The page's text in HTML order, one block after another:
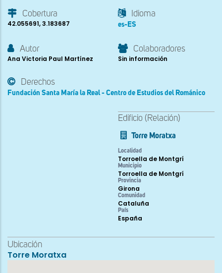
Cobertura
42.055691, 3.183687
Idioma
es-ES
Autor
Ana Victoria Paul Martínez
Colaboradores
Sin información
Derechos
Fundación Santa María la Real - Centro de Estudios del Románico
Edificio (Relación)
Torre Moratxa
Localidad
Torroella de Montgrí
Municipio
Torroella de Montgrí
Provincia
Girona
Comunidad
Cataluña
País
España
Ubicación
Torre Moratxa